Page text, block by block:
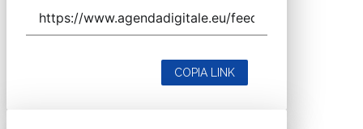
COPIA LINK